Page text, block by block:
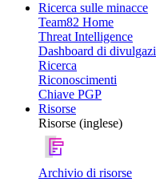
Ricerca sulle minacce
Team82 Home
Threat Intelligence
Dashboard di
Ricerca
Riconoscimenti
Chiave PGP
Risorse
Risorse (inglese)
Archivio di risorse